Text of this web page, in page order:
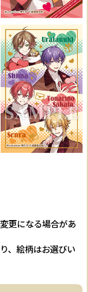
更になる場合があ
、絵柄はお選びい